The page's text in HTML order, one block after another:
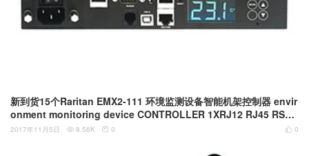
新到货15个Raritan EMX2-111 环境监测设备智能机架控制器 envir
onment monitoring device CONTROLLER 1XRJ12 RJ45 RS48
5 USB-A USB-B ETHERNET DB9
 0
2017年11月5日  8.56K  0